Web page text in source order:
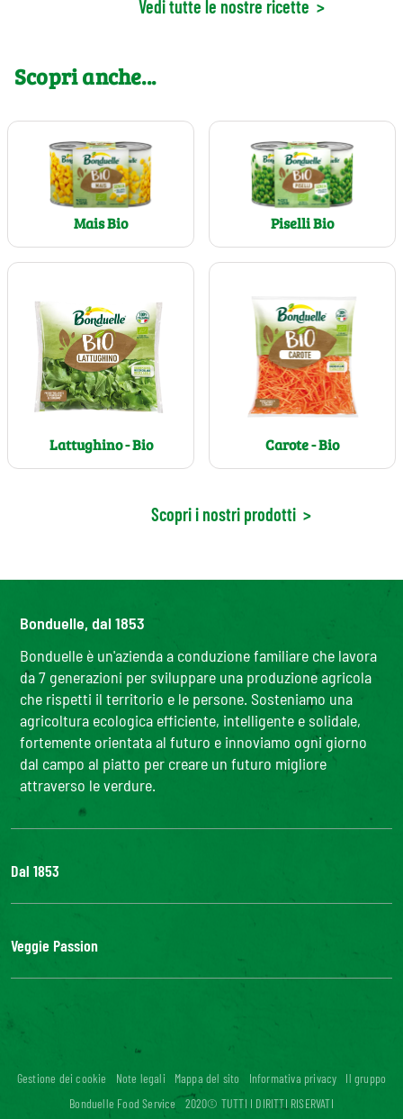
Vedi tutte le nostre ricette >
Scopri anche...
Mais Bio Piselli Bio
Lattughino - Bio Carote - Bio
Scopri i nostri prodotti >
Bonduelle, dal 1853
Bonduelle è un'azienda a conduzione familiare che lavora
da 7 generazioni per sviluppare una produzione agricola
che rispetti il territorio e le persone. Sosteniamo una
agricoltura ecologica efficiente, intelligente e solidale,
fortemente orientata al futuro e innoviamo ogni giorno
dal campo al piatto per creare un futuro migliore
attraverso le verdure.
Dal 1853
Il Gruppo
La nostra filiera
Lavora con noi
Veggie Passion
l'ABC delle verdure
Riciblog
Accessibilità digitale: non conforme
Gestione dei cookie Note legali Mappa del sito Informativa privacy
Il gruppo
Bonduelle Food Service
2020© TUTTI I DIRITTI RISERVATI